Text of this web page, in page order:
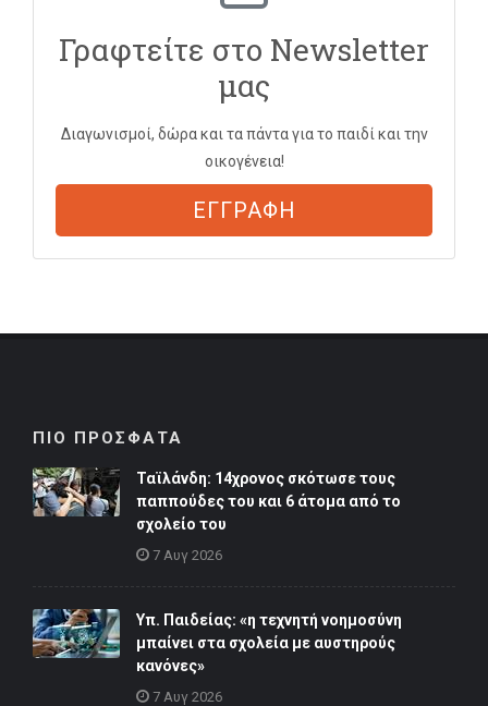
Γραφτείτε στο Newsletter
μας
Διαγωνισμοί, δώρα και τα πάντα για το παιδί και την
οικογένεια!
ΕΓΓΡΑΦΗ
ΠΙΟ ΠΡΟΣΦΑΤΑ
Ταϊλάνδη: 14χρονος σκότωσε τους
παππούδες του και 6 άτομα από το
σχολείο του
7 Αυγ 2026
Υπ. Παιδείας: «η τεχνητή νοημοσύνη
μπαίνει στα σχολεία με αυστηρούς
κανόνες»
7 Αυγ 2026